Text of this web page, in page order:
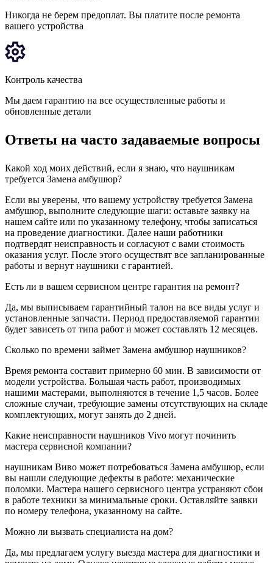
Никогда не берем предоплат. Вы платите после ремонта
вашего устройства
Контроль качества
Мы даем гарантию на все осуществленные работы и
обновленные детали
Ответы на часто задаваемые вопросы
Какой ход моих действий, если я знаю, что наушникам
требуется Замена амбушюр?
Если вы уверены, что вашему устройству требуется Замена
амбушюр, выполните следующие шаги: оставьте заявку на
нашем сайте или по указанному телефону, чтобы записаться
на проведение диагностики. Далее наши работники
подтвердят неисправность и согласуют с вами стоимость
оказания услуг. После этого осуществят все запланированные
работы и вернут наушники с гарантией.
Есть ли в вашем сервисном центре гарантия на ремонт?
Да, мы выписываем гарантийный талон на все виды услуг и
установленные запчасти. Период предоставляемой гарантии
будет зависеть от типа работ и может составлять 12 месяцев.
Сколько по времени займет Замена амбушюр наушников?
Время ремонта составит примерно 60 мин. В зависимости от
модели устройства. Большая часть работ, производимых
нашими мастерами, выполняются в течение 1,5 часов. Более
сложные случаи, требующие замены отсутствующих на складе
комплектующих, могут занять до 2 дней.
Какие неисправности наушников Vivo могут починить
мастера сервисной компании?
наушникам Виво может потребоваться Замена амбушюр, если
вы нашли следующие дефекты в работе: механические
поломки. Мастера нашего сервисного центра устраняют сбои
в работе техники за минимальные сроки. Оставляйте заявки
по номеру телефона, указанному на сайте.
Можно ли вызвать специалиста на дом?
Да, мы предлагаем услугу выезда мастера для диагностики и